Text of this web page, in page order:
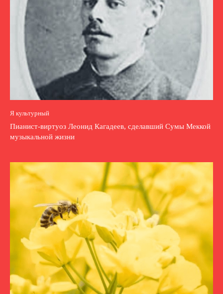
Я культурный
Пианист-виртуоз Леонид Кагадеев, сделавший Сумы Меккой
музыкальной жизни